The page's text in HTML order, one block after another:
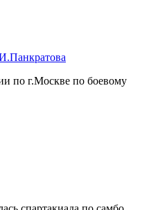
по г.Москве по боевому